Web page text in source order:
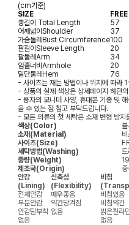
(cm기준)
SIZE
FREE
총길이 Total Length
57
어깨넓이 Shoulder
37
가슴둘레 Bust Circumference100
팔길이 Sleeve Length
20
팔둘레 Arm
34
암홀너비 Armhole
20
밑단둘레 Hem
76
- 사이즈는 재는 방법이나 위치에 따라
- 상품의 실제 색상은 상세페이지 하단
- 용자의 모니터 사양, 휴대폰 기종 및
을 수 있는 점 참고 부탁드립니다.
- 모든 의류의 첫 세탁은 소재 변형 방지
색상(Color)
소재(Material)
사이즈(Size)
세탁방법(Washing)
중량(Weight)
제조국(Origin)
안감
(Lining)
신축성
(Flexibility)
비침
전체안감
매우좋음 비침있음
부분안감
약간당겨짐 비침약간
안감탈부착 없음 밝은칼라
없음
없음